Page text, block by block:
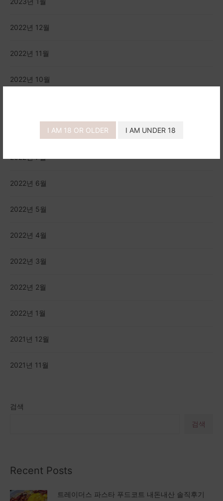
I AM 18 OR OLDER I AM UNDER 18
검색
검색
Recent Posts
트레이더스 파스타 푸드코트 내돈내산 솔직후기
2022년 12월
2022년 11월
2022년 10월
2022년 7월
2022년 6월
2022년 5월
2022년 4월
2022년 3월
2022년 2월
2022년 1월
2021년 12월
2021년 11월